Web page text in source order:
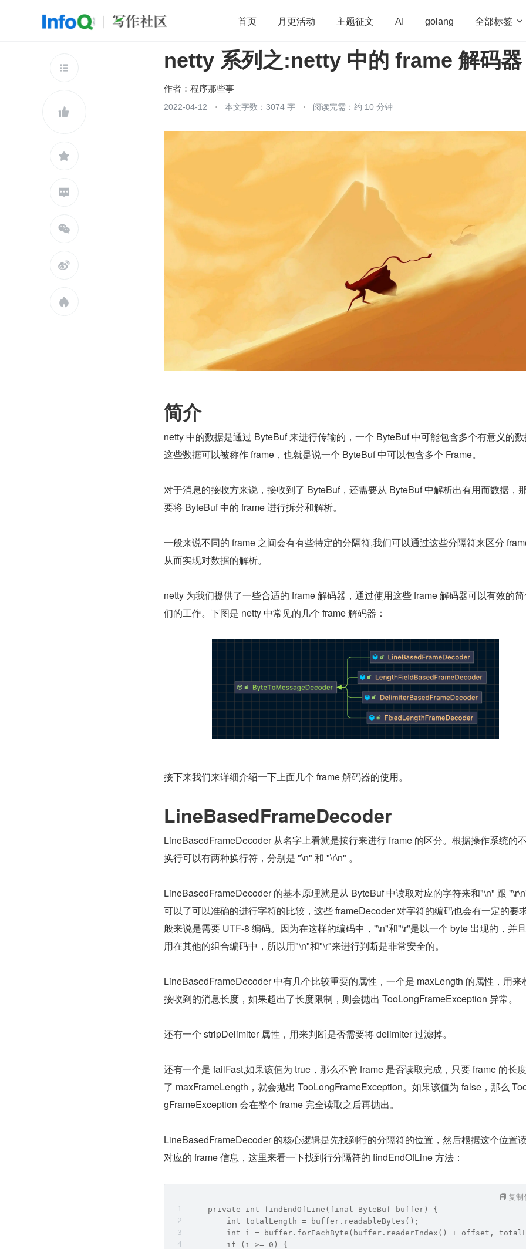
首页 月更活动 主题征文 AI golang 全部标签 
开源 架构 OpenHarmony 算法 学习方法 Web3.0 高
团队管理
查看更多







netty 系列之:netty 中的 frame 解码器
作者： 程序那些事
2022-04-12 本文字数：3074 字 阅读完需：约 10 分钟
简介
netty 中的数据是通过 ByteBuf 来进行传输的，一个 ByteBuf 中可能包含多个有意义的数
这些数据可以被称作 frame，也就是说一个 ByteBuf 中可以包含多个 Frame。
对于消息的接收方来说，接收到了 ByteBuf，还需要从 ByteBuf 中解析出有用而数据，
要将 ByteBuf 中的 frame 进行拆分和解析。
一般来说不同的 frame 之间会有有些特定的分隔符,我们可以通过这些分隔符来区分
从而实现对数据的解析。
netty 为我们提供了一些合适的 frame 解码器，通过使用这些 frame 解码器可以有效的
们的工作。下图是 netty 中常见的几个 frame 解码器：
接下来我们来详细介绍一下上面几个 frame 解码器的使用。
LineBasedFrameDecoder
LineBasedFrameDecoder 从名字上看就是按行来进行 frame 的区分。根据操作系统的不
换行可以有两种换行符，分别是 "\n" 和 "\r\n" 。
LineBasedFrameDecoder 的基本原理就是从 ByteBuf 中读取对应的字符来和"\n" 跟
可以了可以准确的进行字符的比较，这些 frameDecoder 对字符的编码也会有一定的要
般来说是需要 UTF-8 编码。因为在这样的编码中，"\n"和"\r"是以一个 byte 出现的，并
用在其他的组合编码中，所以用"\n"和"\r"来进行判断是非常安全的。
LineBasedFrameDecoder 中有几个比较重要的属性，一个是 maxLength 的属性，用来
接收到的消息长度，如果超出了长度限制，则会抛出 TooLongFrameException 异常。
还有一个 stripDelimiter 属性，用来判断是否需要将 delimiter 过滤掉。
还有一个是 failFast,如果该值为 true，那么不管 frame 是否读取完成，只要 frame 的长
了 maxFrameLength，就会抛出 TooLongFrameException。如果该值为 false，那么
gFrameException 会在整个 frame 完全读取之后再抛出。
LineBasedFrameDecoder 的核心逻辑是先找到行的分隔符的位置，然后根据这个位置
对应的 frame 信息，这里来看一下找到行分隔符的 findEndOfLine 方法：
    private int findEndOfLine(final ByteBuf buffer) {
        int totalLength = buffer.readableBytes();
int i = buffer.forEachByte(buffer.readerIndex() + offset,
        if (i >= 0) {
复制